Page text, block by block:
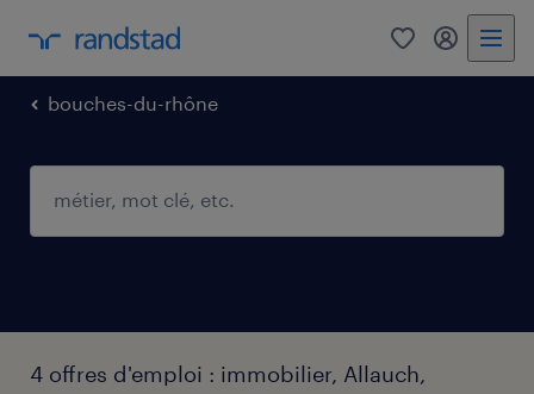
0 mon
bouches-du-rhône
4 offres d'emploi : immobilier, Allauch,